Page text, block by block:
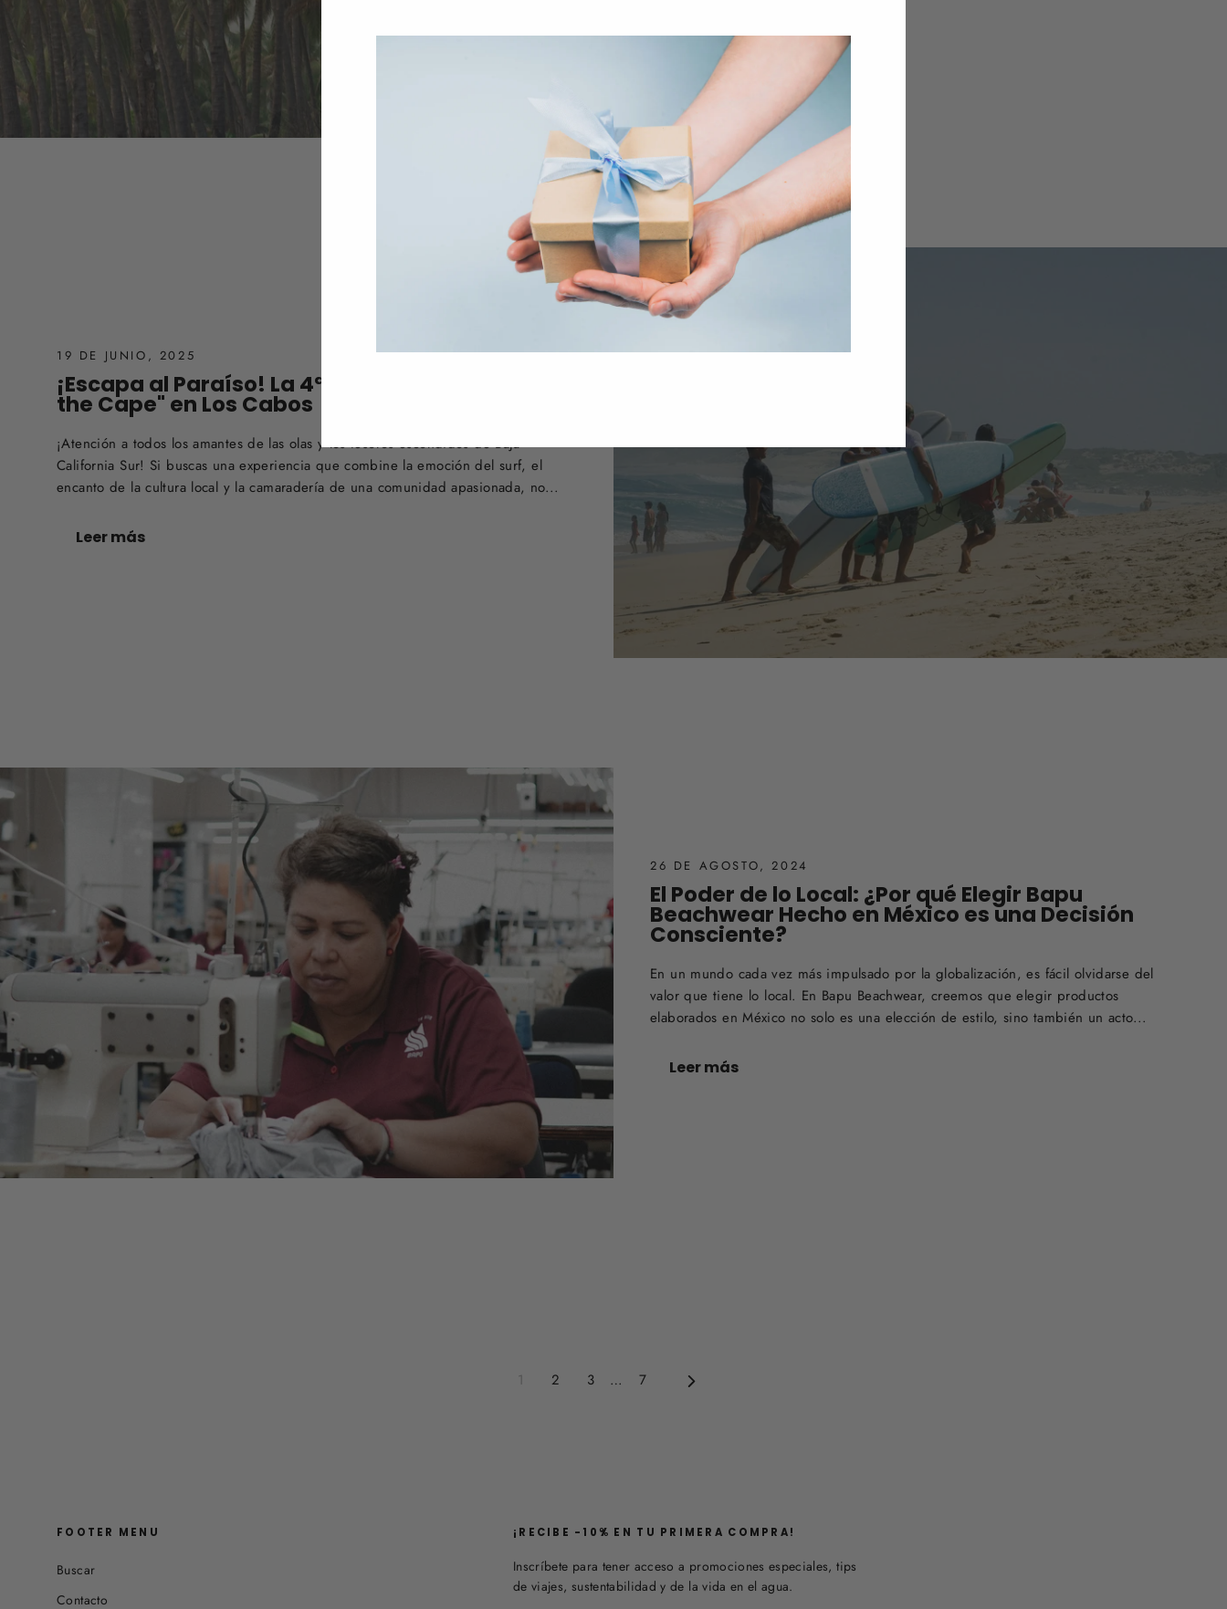
19 DE JUNIO, 2025
¡Escapa al Paraíso! La 4ª Edición de "Escape to
the Cape" en Los Cabos
¡Atención a todos los amantes de las olas y los tesoros escondidos de Baja
California Sur! Si buscas una experiencia que combine la emoción del surf, el
encanto de la cultura local y la camaradería de una comunidad apasionada, no...
Leer más
26 DE AGOSTO, 2024
El Poder de lo Local: ¿Por qué Elegir Bapu
Beachwear Hecho en México es una Decisión
Consciente?
En un mundo cada vez más impulsado por la globalización, es fácil olvidarse del
valor que tiene lo local. En Bapu Beachwear, creemos que elegir productos
elaborados en México no solo es una elección de estilo, sino también un acto...
Leer más
1 2 3 … 7
FOOTER MENU
Buscar
Contacto
¡​RECIBE -10% EN TU PRIMERA COMPRA!
Inscríbete para tener acceso a promociones especiales, tips
de viajes, sustentabilidad y de la vida en el agua.